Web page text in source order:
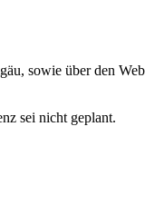
sowie über den
sei nicht geplant.